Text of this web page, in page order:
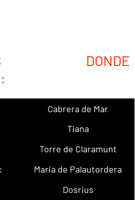
DONDE
Cabrera de Mar
Tiana
Torre de Claramunt
Maria de Palautordera
Dosrius